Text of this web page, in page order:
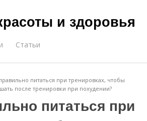
и здоровья
Статьи
питаться при тренировках, чтобы
после тренировки при похудении?
питаться при